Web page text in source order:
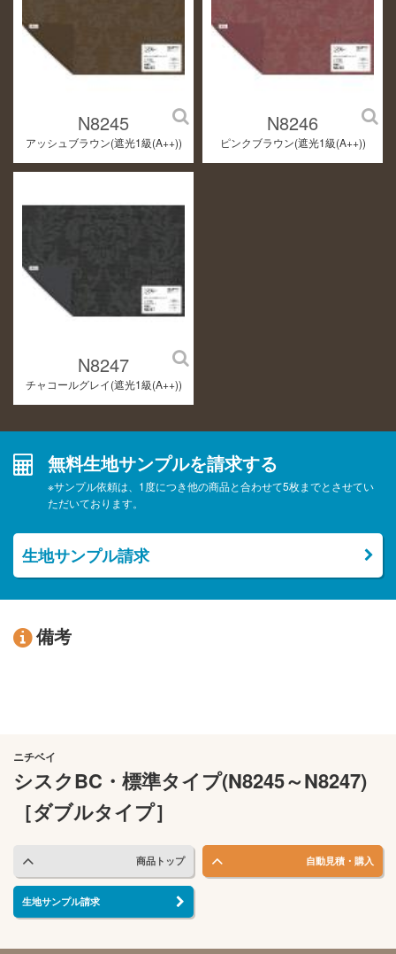
N8245
アッシュブラウン(遮光1級(A++))
N8246
ピンクブラウン(遮光1級(A++))
N8247
チャコールグレイ(遮光1級(A++))
無料生地サンプルを請求する
※サンプル依頼は、1度につき他の商品と合わせて5枚までとさせてい
ただいております。
生地サンプル請求
備考
ニチベイ
シスクBC・標準タイプ(N8245～N8247)
［ダブルタイプ］
商品トップ 自動見積・購入
生地サンプル請求